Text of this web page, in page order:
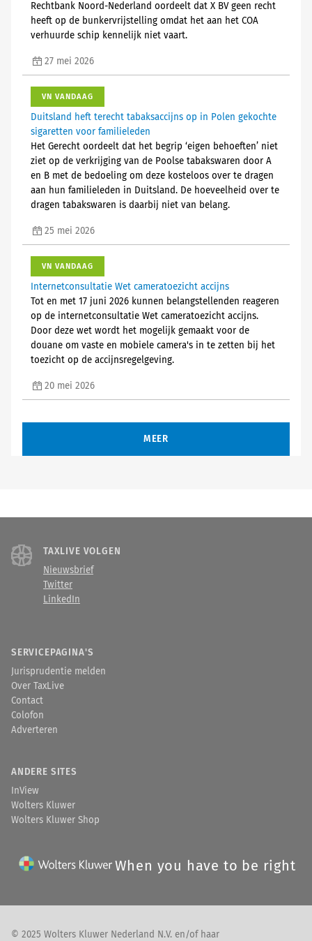
Rechtbank Noord-Nederland oordeelt dat X BV geen recht
heeft op de bunkervrijstelling omdat het aan het COA
verhuurde schip kennelijk niet vaart.
27 mei 2026
VN VANDAAG
Duitsland heft terecht tabaksaccijns op in Polen gekochte
sigaretten voor familieleden
Het Gerecht oordeelt dat het begrip ‘eigen behoeften’ niet
ziet op de verkrijging van de Poolse tabakswaren door A
en B met de bedoeling om deze kosteloos over te dragen
aan hun familieleden in Duitsland. De hoeveelheid over te
dragen tabakswaren is daarbij niet van belang.
25 mei 2026
VN VANDAAG
Internetconsultatie Wet cameratoezicht accijns
Tot en met 17 juni 2026 kunnen belangstellenden reageren
op de internetconsultatie Wet cameratoezicht accijns.
Door deze wet wordt het mogelijk gemaakt voor de
douane om vaste en mobiele camera's in te zetten bij het
toezicht op de accijnsregelgeving.
20 mei 2026
MEER
TAXLIVE VOLGEN
Nieuwsbrief
Twitter
LinkedIn
SERVICEPAGINA'S
Jurisprudentie melden
Over TaxLive
Contact
Colofon
Adverteren
ANDERE SITES
InView
Wolters Kluwer
Wolters Kluwer Shop
When you have to be right
© 2025 Wolters Kluwer Nederland N.V. en/of haar